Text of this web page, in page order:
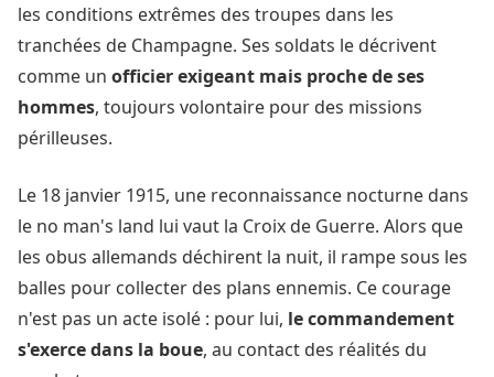
les conditions extrêmes des troupes dans les
tranchées de Champagne. Ses soldats le décrivent
comme un officier exigeant mais proche de ses
hommes, toujours volontaire pour des missions
périlleuses.
Le 18 janvier 1915, une reconnaissance nocturne dans
le no man's land lui vaut la Croix de Guerre. Alors que
les obus allemands déchirent la nuit, il rampe sous les
balles pour collecter des plans ennemis. Ce courage
n'est pas un acte isolé : pour lui, le commandement
s'exerce dans la boue, au contact des réalités du